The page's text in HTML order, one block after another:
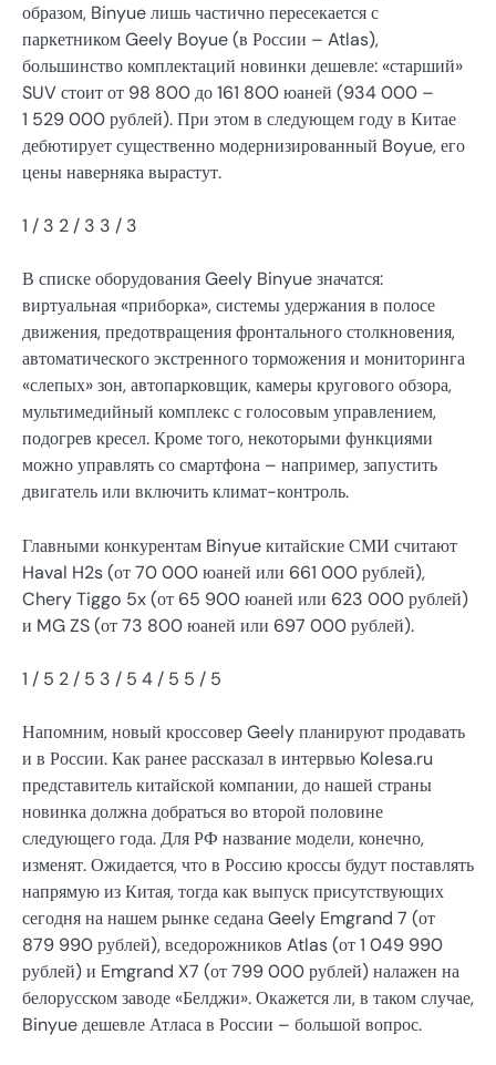
образом, Binyue лишь частично пересекается с
паркетником Geely Boyue (в России – Atlas),
большинство комплектаций новинки дешевле: «старший»
SUV стоит от 98 800 до 161 800 юаней (934 000 –
1 529 000 рублей). При этом в следующем году в Китае
дебютирует существенно модернизированный Boyue, его
цены наверняка вырастут.
1 / 3 2/ 3 3 / 3
В списке оборудования Geely Binyue значатся:
виртуальная «приборка», системы удержания в полосе
движения, предотвращения фронтального столкновения,
автоматического экстренного торможения и мониторинга
«слепых» зон, автопарковщик, камеры кругового обзора,
мультимедийный комплекс с голосовым управлением,
подогрев кресел. Кроме того, некоторыми функциями
можно управлять со смартфона – например, запустить
двигатель или включить климат-контроль.
Главными конкурентам Binyue китайские СМИ считают
Haval H2s (от 70 000 юаней или 661 000 рублей),
Chery Tiggo 5x (от 65 900 юаней или 623 000 рублей)
и MG ZS (от 73 800 юаней или 697 000 рублей).
1 / 5 2 / 5 3 / 5 4 / 5 5 / 5
Напомним, новый кроссовер Geely планируют продавать
и в России. Как ранее рассказал в интервью Kolesa.ru
представитель китайской компании, до нашей страны
новинка должна добраться во второй половине
следующего года. Для РФ название модели, конечно,
изменят. Ожидается, что в Россию кроссы будут поставлять
напрямую из Китая, тогда как выпуск присутствующих
сегодня на нашем рынке седана Geely Emgrand 7 (от
879 990 рублей), вседорожников Atlas (от 1 049 990
рублей) и Emgrand X7 (от 799 000 рублей) налажен на
белорусском заводе «Белджи». Окажется ли, в таком случае,
Binyue дешевле Атласа в России – большой вопрос.